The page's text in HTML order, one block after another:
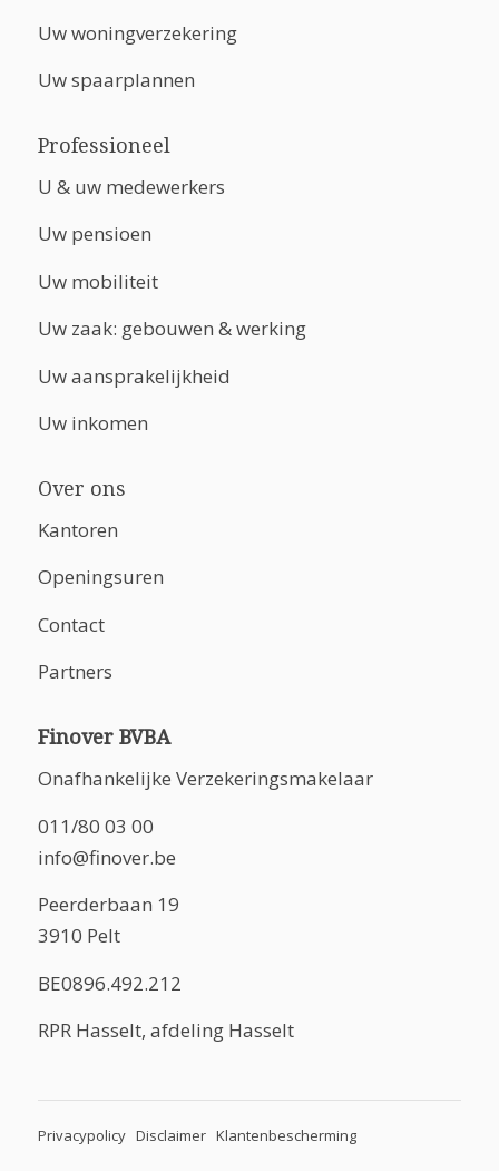
Uw woningverzekering
Uw spaarplannen
Professioneel
U & uw medewerkers
Uw pensioen
Uw mobiliteit
Uw zaak: gebouwen & werking
Uw aansprakelijkheid
Uw inkomen
Over ons
Kantoren
Openingsuren
Contact
Partners
Finover BVBA
Onafhankelijke Verzekeringsmakelaar
011/80 03 00
info@finover.be
Peerderbaan 19
3910 Pelt
BE0896.492.212
RPR Hasselt, afdeling Hasselt
Privacypolicy Disclaimer Klantenbescherming